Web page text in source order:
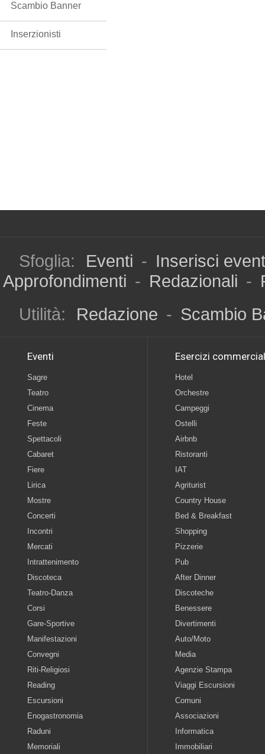
Scambio Banner
Inserzionisti
Sfoglia: Eventi - Inserisci
Approfondimenti - Redazionali -
Utilità:
Redazione - Scambio
Eventi
Sagre
Teatro
Cinema
Feste
Spettacoli
Cabaret
Fiere
Lirica
Mostre
Concerti
Incontri
Mercati
Intrattenimento
Discoteca
Teatro-Danza
Corsi
Gare-Sportive
Manifestazioni
Convegni
Riti-Religiosi
Reading
Escursioni
Enogastronomia
Raduni
Memoriali
Esercizi
Hotel
Orchestre
Campeggi
Ostelli
Airbnb
Ristoranti
IAT
Agriturist
Country House
Bed & Breakfast
Shopping
Pizzerie
Pub
After Dinner
Discoteche
Benessere
Divertimenti
Auto/Moto
Media
Agenzie Stampa
Viaggi Escursioni
Comuni
Associazioni
Informatica
Immobiliari